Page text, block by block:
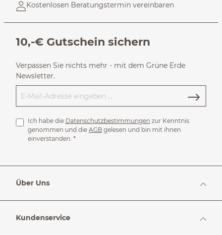
Kostenlosen Beratungstermin vereinbaren
10,-€ Gutschein sichern
Verpassen Sie nichts mehr - mit dem Grüne Erde
Newsletter.
Ich habe die Datenschutzbestimmungen zur Kenntnis
genommen und die AGB gelesen und bin mit ihnen
einverstanden. *
Über Uns
Kundenservice